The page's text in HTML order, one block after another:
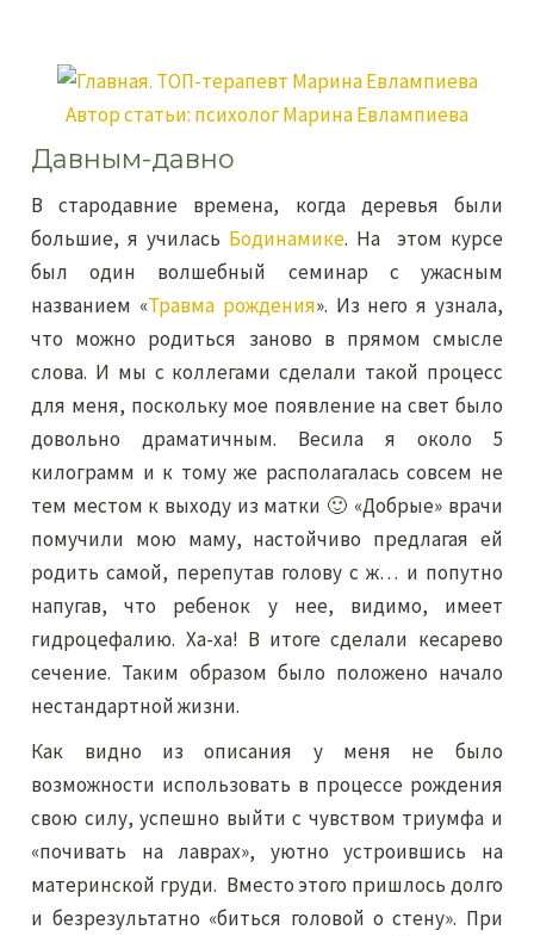
Автор статьи: психолог Марина Евлампиева
Давным-давно
В стародавние времена, когда деревья были
большие, я училась Бодинамике. На этом курсе
был один волшебный семинар с ужасным
названием «Травма рождения». Из него я узнала,
что можно родиться заново в прямом смысле
слова. И мы с коллегами сделали такой процесс
для меня, поскольку мое появление на свет было
довольно драматичным. Весила я около 5
килограмм и к тому же располагалась совсем не
тем местом к выходу из матки 🙂 «Добрые» врачи
помучили мою маму, настойчиво предлагая ей
родить самой, перепутав голову с ж… и попутно
напугав, что ребенок у нее, видимо, имеет
гидроцефалию. Ха-ха! В итоге сделали кесарево
сечение. Таким образом было положено начало
нестандартной жизни.
Как видно из описания у меня не было
возможности использовать в процессе рождения
свою силу, успешно выйти с чувством триумфа и
«почивать на лаврах», уютно устроившись на
материнской груди. Вместо этого пришлось долго
и безрезультатно «биться головой о стену». При